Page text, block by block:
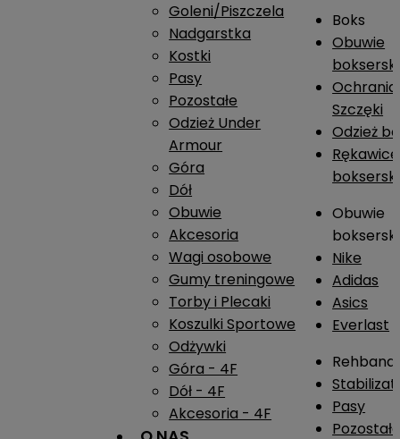
Goleni/Piszczela
Nadgarstka
Kostki
Pasy
Pozostałe
Odzież Under
Armour
Góra
Dół
Obuwie
Akcesoria
Wagi osobowe
Gumy treningowe
Torby i Plecaki
Koszulki Sportowe
Odżywki
Góra - 4F
Dół - 4F
Akcesoria - 4F
Boks
Obuwie
Szczęki
Odzież
Rękawice
Obuwie
Nike
Adidas
Asics
Everlast
Rehband
Pasy